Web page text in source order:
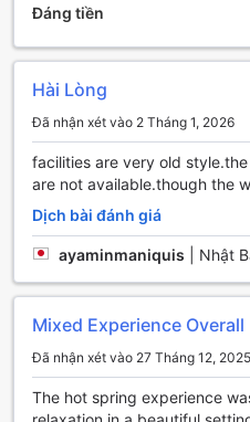
thành phố Nikko.
Fukumatsu
Kinugawa Onsen Kashobou
tuyệt vời tại Nikko, Nhật
để du khách thỏa sức vui
có thể tập luyện và rèn luyện
dục chuyên nghiệp và đầy
thực hiện các bài tập cardio,
nâng cao sức bền.
Fukumatsu cũng cung cấp
một hoạt động thú vị và thư
và thách thức bạn bè hoặc
vẻ. Với bàn bóng bàn chất
Đáng tiền
Hài Lòng
Đã nhận xét vào 2 Tháng 1, 2026
facilities are very old
are not available.though the
Dịch bài đánh giá
ayaminmaniquis Nhật
Mixed Experience Overall
Đã nhận xét vào 27 Tháng 12, 2025
The hot spring experience